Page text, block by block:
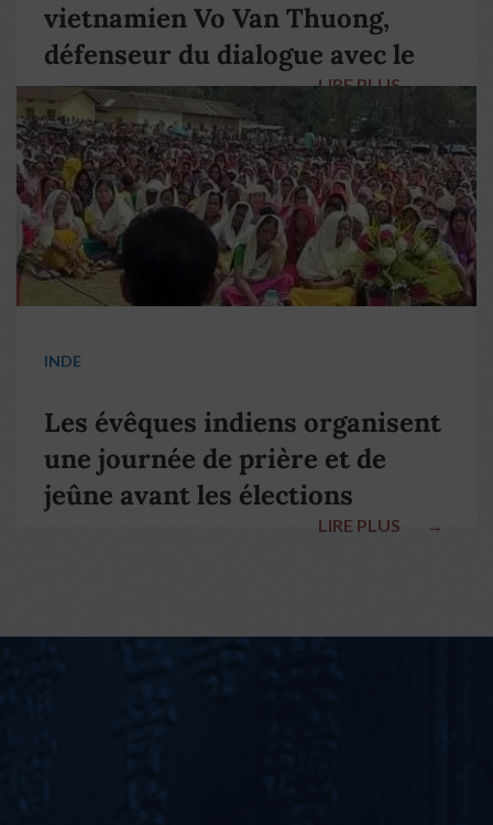
vietnamien Vo Van Thuong,
défenseur du dialogue avec le
pape François
LIRE PLUS →
INDE
Les évêques indiens organisent
une journée de prière et de
jeûne avant les élections
LIRE PLUS →